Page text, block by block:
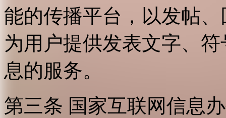
能的传播平台，以发帖
为用户提供发表文字、
息的服务。
第三条 国家互联网信息